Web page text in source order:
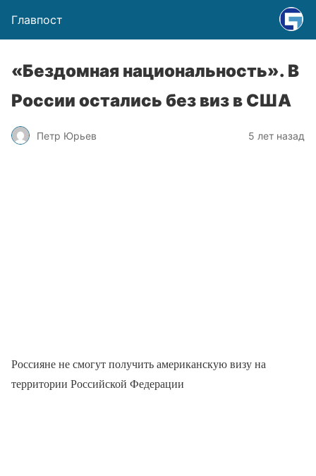
Главпост
«Бездомная национальность». В
России остались без виз в США
Петр Юрьев 5 лет назад
Россияне не смогут получить американскую визу на
территории Российской Федерации